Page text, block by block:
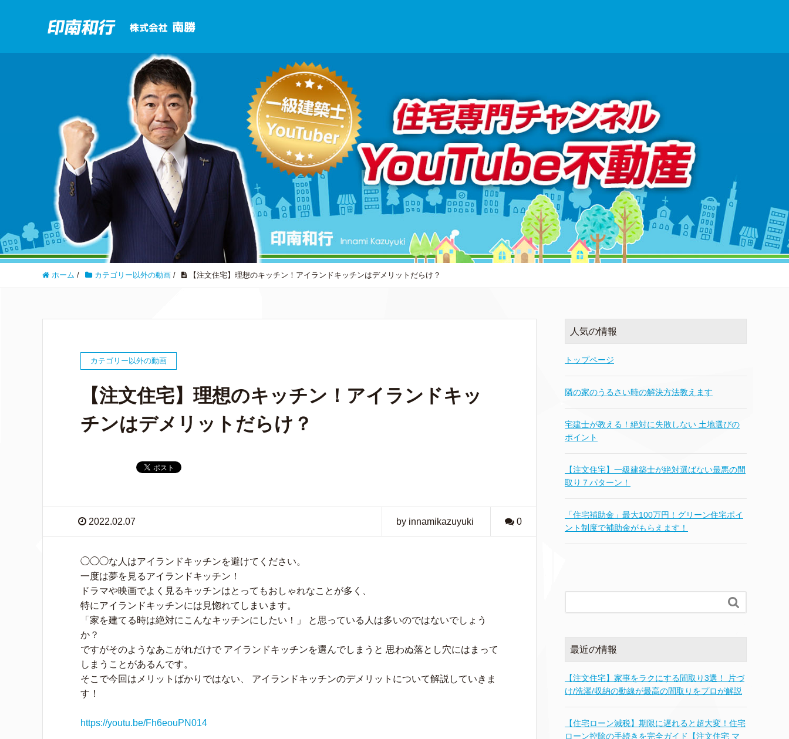
ホーム / カテゴリー以外の動画 / 【注文住宅】理想のキッチン！アイランドキッチンはデメリットだらけ？
カテゴリー以外の動画
【注文住宅】理想のキッチン！アイランドキッ
チンはデメリットだらけ？
2022.02.07 by innamikazuyuki 0
◯◯◯な人はアイランドキッチンを避けてください。
一度は夢を見るアイランドキッチン！
ドラマや映画でよく見るキッチンはとってもおしゃれなことが多く、
特にアイランドキッチンには見惚れてしまいます。
「家を建てる時は絶対にこんなキッチンにしたい！」 と思っている人は多いのではないでしょう
か？
ですがそのようなあこがれだけで アイランドキッチンを選んでしまうと 思わぬ落とし穴にはまって
しまうことがあるんです。
そこで今回はメリットばかりではない、 アイランドキッチンのデメリットについて解説していきま
す！
https://youtu.be/Fh6eouPN014
人気の情報
トップページ
隣の家のうるさい時の解決方法教えます
宅建士が教える！絶対に失敗しない 土地選びの
ポイント
【注文住宅】一級建築士が絶対選ばない最悪の間
取り７パターン！
「住宅補助金」最大100万円！グリーン住宅ポイ
ント制度で補助金がもらえます！

最近の情報
【注文住宅】家事をラクにする間取り3選！ 片づ
け/洗濯/収納の動線が最高の間取りをプロが解説
【住宅ローン減税】期限に遅れると超大変！住宅
ローン控除の手続きを完全ガイド【注文住宅 マ